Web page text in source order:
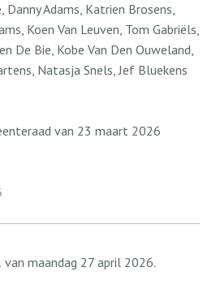
Danny Adams, Katrien Brosens,
Koen Van Leuven, Tom Gabriëls,
De Bie, Kobe Van Den Ouweland,
Natasja Snels, Jef Bluekens
van 23 maart 2026
maandag 27 april 2026.